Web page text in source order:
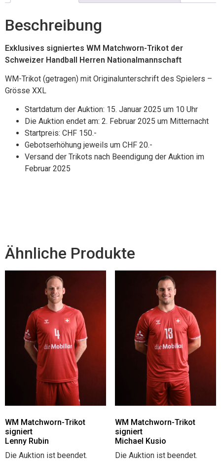
Beschreibung
Exklusives signiertes WM Matchworn-Trikot der
Schweizer Handball Herren Nationalmannschaft
WM-Trikot (getragen) mit Originalunterschrift des Spielers –
Grösse XXL
Startdatum der Auktion: 15. Januar 2025 um 10 Uhr
Die Auktion endet am: 2. Februar 2025 um Mitternacht
Startpreis: CHF 150.-
Gebotserhöhung jeweils um CHF 20.-
Versand der Trikots nach Beendigung der Auktion im
Februar 2025
Ähnliche Produkte
WM Matchworn-Trikot
signiert
Lenny Rubin
Die Auktion ist beendet.
WM Matchworn-Trikot
signiert
Michael Kusio
Die Auktion ist beendet.